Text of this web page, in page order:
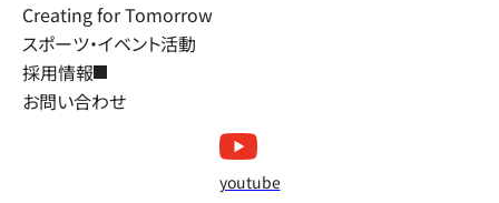
Creating for Tomorrow
スポーツ・イベント活動
採用情報
お問い合わせ
youtube